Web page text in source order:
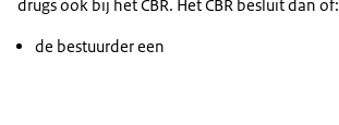
drugs ook bij het CBR. Het CBR besluit dan of:
de bestuurder een